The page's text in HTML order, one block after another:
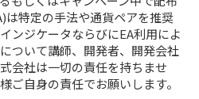
特定の手法や通貨ペアを推奨
ンジケータならびにEA利用によ
ついて講師、開発者、開発会社
会社は一切の責任を持ちませ
ご自身の責任でお願いします。